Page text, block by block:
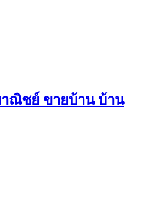
าณิชย์ ขายบ้าน บ้าน